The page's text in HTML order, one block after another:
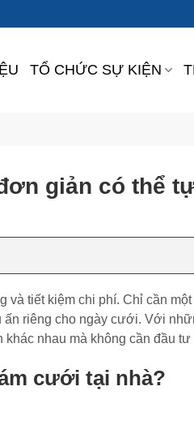
TỔ CHỨC SỰ KIỆN
giản có thể
tiết kiệm chi phí. Chỉ cần một
ấn riêng cho ngày cưới. Với
nhau mà không cần đầu
cưới tại nhà?